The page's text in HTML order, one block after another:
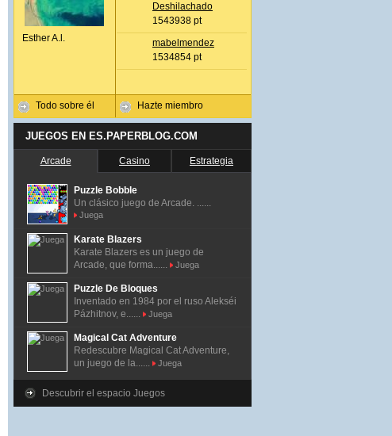
Esther A.l.
Todo sobre él
Deshilachado
1543938 pt
mabelmendez
1534854 pt
Hazte miembro
JUEGOS EN ES.PAPERBLOG.COM
Arcade Casino Estrategia
Puzzle Bobble
Un clásico juego de Arcade. ......
Juega
Karate Blazers
Karate Blazers es un juego de
Arcade, que forma......
Juega
Puzzle De Bloques
Inventado en 1984 por el ruso Alekséi
Pázhitnov, e......
Juega
Magical Cat Adventure
Redescubre Magical Cat Adventure,
un juego de la......
Juega
Descubrir el espacio Juegos